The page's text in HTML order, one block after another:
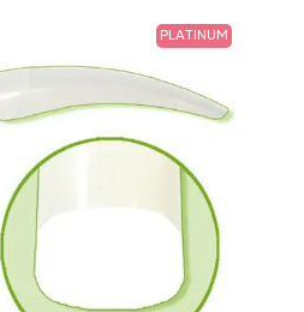
PLATINUM